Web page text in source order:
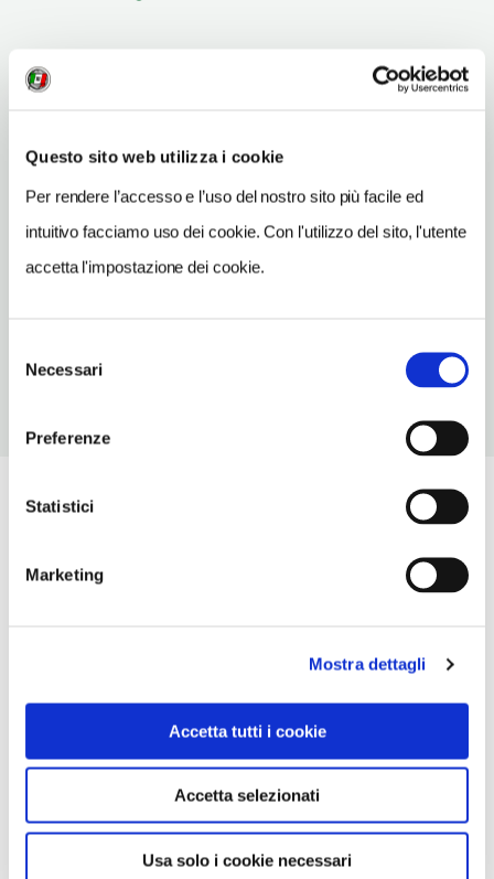
Questo sito web utilizza i cookie
Per rendere l’accesso e l’uso del nostro sito più facile ed
intuitivo facciamo uso dei cookie. Con l'utilizzo del sito, l'utente
accetta l'impostazione dei cookie.
delNecessari
Preferenze
Statistici
Marketing
Mostra dettagli
Accetta tutti i cookie
Accetta selezionati
Usa solo i cookie necessari
Como(CO)
Vedi su Google Maps
piazza Vittoria - 22100